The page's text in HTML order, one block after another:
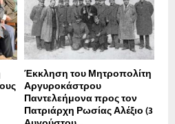
Έκκληση του Μητροπολίτη
Αργυροκάστρου
Παντελεήμονα προς τον
Πατριάρχη Ρωσίας Αλέξιο (3